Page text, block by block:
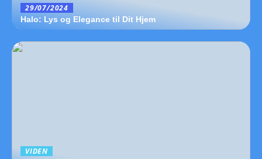
29/07/2024
Halo: Lys og Elegance til Dit Hjem
VIDEN